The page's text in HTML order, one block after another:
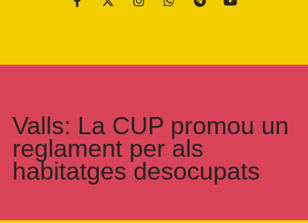
Valls: La CUP promou un
reglament per als
habitatges desocupats